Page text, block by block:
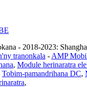
- 2018-2023:
tranonkala - AMP
, Module herinaratra
Tobim-pamandrihana DC,
,